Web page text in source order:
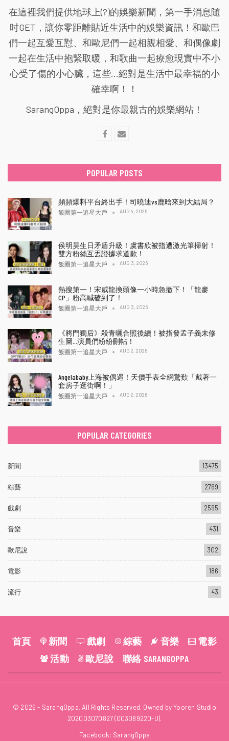
在這裡我們提供地球上(?)的娛樂新聞，第一手消息随
时GET，讓你零距離貼近生活中的娛樂資訊！和歐巴
們一起互愛互懟、和歐尼們一起相親相愛、和偶像劇
一起在生活中抱緊取暖，和歌曲一起療愈現實中不小
心受了傷的小心臟，這些...絕對是生活中最幸福的小
確幸啊！！
SarangOppa，絕對是你最親古的娛樂網站！
POPULAR POSTS
頻頻爆料平台終出手！司曉迪vs鹿晗來到大結局？
飯圈第一追星大戶 AUG 4, 2026
侯明昊生日矛盾升級！虞書欣被指遭激光筆掃射！
雙方粉絲互丟證據求道歉！
飯圈第一追星大戶 AUG 3, 2026
熱搜第一！宋威龍換頭像一小時急撤下！「龍麥
CP」粉高喊磕到了！
飯圈第一追星大戶 AUG 3, 2026
《將門獨后》殺青曬合照後續！被指發孟子義未修
生圖…演員們紛紛刪帖！
飯圈第一追星大戶 AUG 2, 2026
Angelababy上海被偶遇！天價手表全網驚歎「戴著一
套房子逛街啊！」
飯圈第一追星大戶 AUG 2, 2026
POPULAR CATEGORIES
新聞 13475
綜藝 2769
戲劇 2595
音樂 431
歐尼說 302
電影 186
流行 43
首頁 新聞 戲劇 綜藝 音樂
電影
活動
歐尼說 聯絡 SARANGOPPA
© 2026 - SarangOppa. All Rights Reserved. Owned by Yooren Studio
202003070827 (003089220-U).
Facebook: SarangOppa